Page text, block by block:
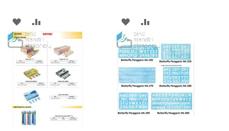
ADD
TO
WISH
LIST
TO
COMPARE
ADD
TO
WISH
LIST
TO
COMPARE